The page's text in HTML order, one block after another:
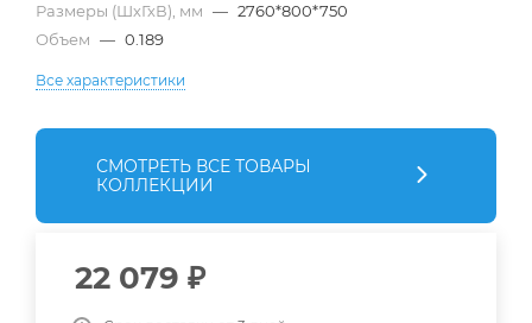
Размеры (ШхГхВ), мм — 2760*800*750
Объем — 0.189
Все характеристики
СМОТРЕТЬ ВСЕ ТОВАРЫ
КОЛЛЕКЦИИ
22 079 ₽